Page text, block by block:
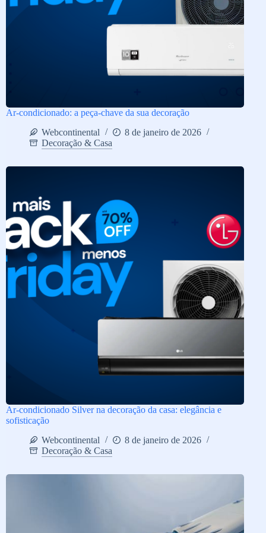
Ar-condicionado: a peça-chave da sua decoração
Webcontinental
8 de janeiro de 2026
Decoração & Casa
Ar-condicionado Silver na decoração da casa: elegância e
sofisticação
Webcontinental
8 de janeiro de 2026
Decoração & Casa